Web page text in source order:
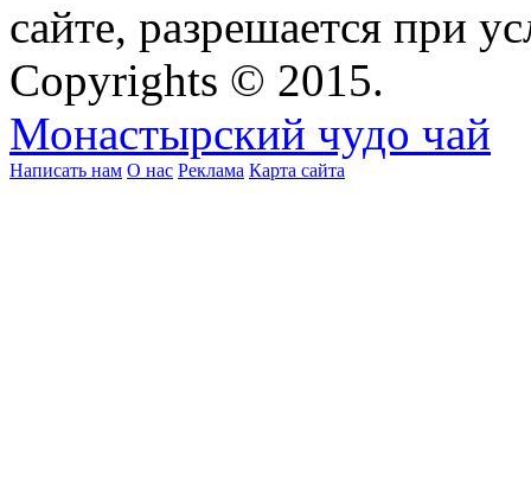
сайте, разрешается при
Copyrights © 2015.
Монастырский чудо чай
Написать нам О нас Реклама Карта сайта